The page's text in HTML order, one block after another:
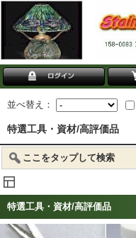
並べ替え：
特選工具・資材/高評価品
ここをタップして検索
特選工具・資材/高評価品